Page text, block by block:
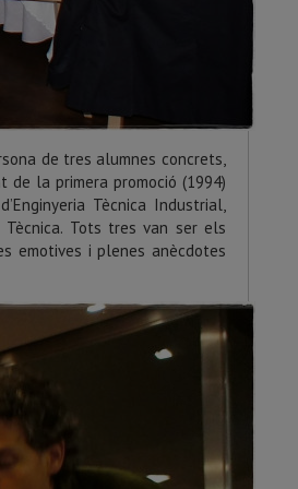
de tres alumnes concrets,
de la primera promoció (1994)
Tècnica Industrial,
Tècnica. Tots tres van ser els
emotives i plenes anècdotes